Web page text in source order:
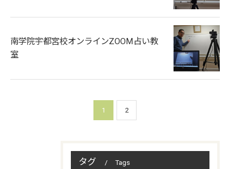
南学院宇都宮校オンラインZOOM占い教
室
1 2
タグ Tags